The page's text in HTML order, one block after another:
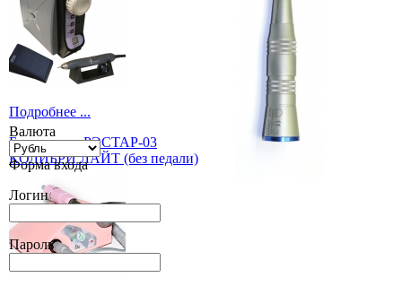
Подробнее ...
Бормашина РЭСТАР-03
КОЛИБРИ ЛАЙТ (без педали)
Валюта
Форма входа
Логин
Пароль